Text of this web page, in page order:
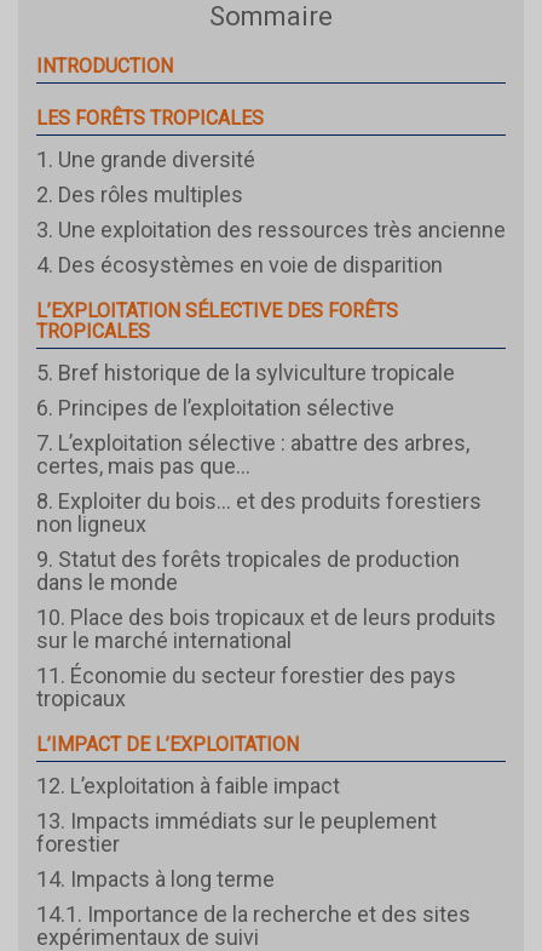
Sommaire
INTRODUCTION
LES FORÊTS TROPICALES
1. Une grande diversité
2. Des rôles multiples
3. Une exploitation des ressources très ancienne
4. Des écosystèmes en voie de disparition
L’EXPLOITATION SÉLECTIVE DES FORÊTS
TROPICALES
5. Bref historique de la sylviculture tropicale
6. Principes de l’exploitation sélective
7. L’exploitation sélective : abattre des arbres,
certes, mais pas que…
8. Exploiter du bois… et des produits forestiers
non ligneux
9. Statut des forêts tropicales de production
dans le monde
10. Place des bois tropicaux et de leurs produits
sur le marché international
11. Économie du secteur forestier des pays
tropicaux
L’IMPACT DE L’EXPLOITATION
12. L’exploitation à faible impact
13. Impacts immédiats sur le peuplement
forestier
14. Impacts à long terme
14.1. Importance de la recherche et des sites
expérimentaux de suivi